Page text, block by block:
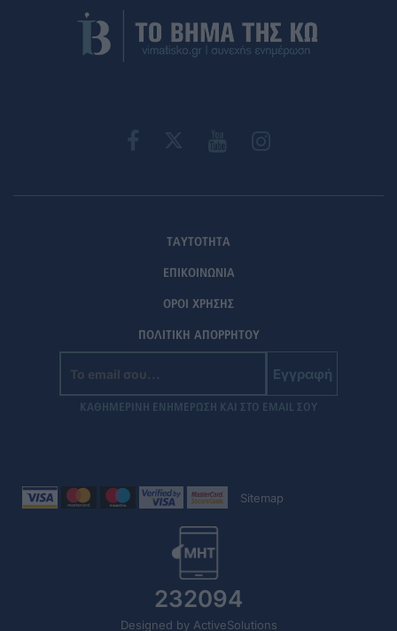
ΤΑΥΤΟΤΗΤΑ
ΕΠΙΚΟΙΝΩΝΙΑ
ΟΡΟΙ ΧΡΗΣΗΣ
ΠΟΛΙΤΙΚΗ ΑΠΟΡΡΗΤΟΥ
Εγγραφή
ΚΑΘΗΜΕΡΙΝΗ ΕΝΗΜΕΡΩΣΗ ΚΑΙ ΣΤΟ EMAIL ΣΟΥ
Sitemap
232094
Designed by ActiveSolutions